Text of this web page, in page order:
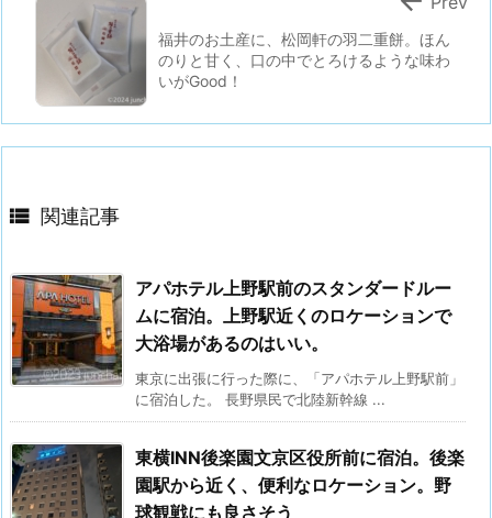
福井のお土産に、松岡軒の羽二重餅。ほん
のりと甘く、口の中でとろけるような味わ
いがGood！
 関連記事
アパホテル上野駅前のスタンダードルー
ムに宿泊。上野駅近くのロケーションで
大浴場があるのはいい。
東京に出張に行った際に、「アパホテル上野駅前」
に宿泊した。 長野県民で北陸新幹線 ...
東横INN後楽園文京区役所前に宿泊。後楽
園駅から近く、便利なロケーション。野
球観戦にも良さそう